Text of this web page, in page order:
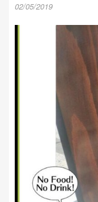
02/05/2019